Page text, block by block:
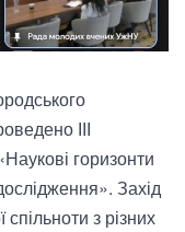
ІІІ
горизонти
Захід
з різних